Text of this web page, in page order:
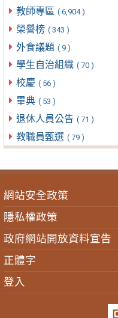
教師專區 ( 6,904 )
榮譽榜 ( 343 )
外食議題 ( 9 )
學生自治組織 ( 70 )
校慶 ( 56 )
畢典 ( 53 )
退休人員公告 ( 71 )
教職員甄選 ( 79 )
網站安全政策
隱私權政策
政府網站開放資料宣告
正體字
登入